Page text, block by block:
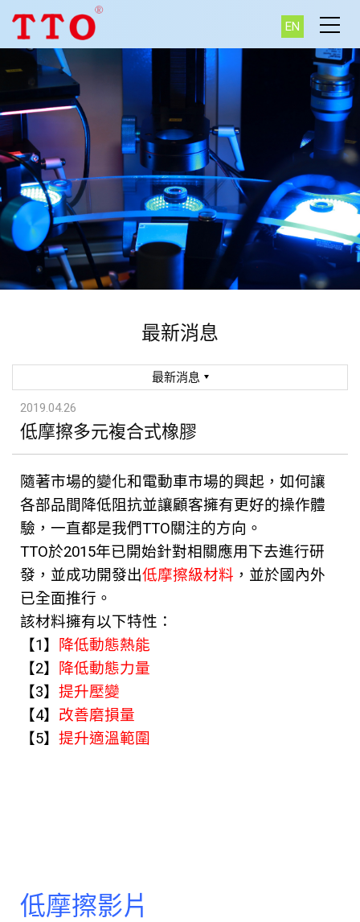
EN
最新消息
最新消息
2019.04.26
低摩擦多元複合式橡膠
隨著市場的變化和電動車市場的興起，如何讓
各部品間降低阻抗並讓顧客擁有更好的操作體
驗，一直都是我們TTO關注的方向。
TTO於2015年已開始針對相關應用下去進行研
發，並成功開發出低摩擦級材料 ，並於國內外
已全面推行。
該材料擁有以下特性：
【1】
降低動態熱能
【2】
降低動態力量
【3】 提升壓變
【4】 改善磨損量
【5】 提升適溫範圍
低摩擦影片